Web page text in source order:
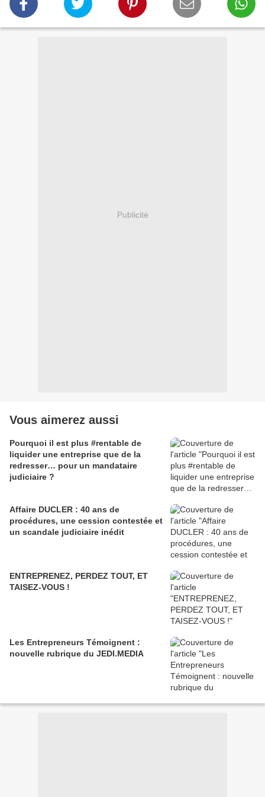
Publicité
Vous aimerez aussi
Pourquoi il est plus #rentable de
liquider une entreprise que de la
redresser… pour un mandataire
judiciaire ?
Affaire DUCLER : 40 ans de
procédures, une cession contestée et
un scandale judiciaire inédit
ENTREPRENEZ, PERDEZ TOUT, ET
TAISEZ-VOUS !
Les Entrepreneurs Témoignent :
nouvelle rubrique du JEDI.MEDIA